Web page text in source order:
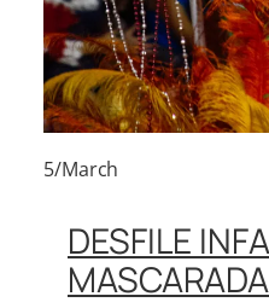
5/March
DESFILE